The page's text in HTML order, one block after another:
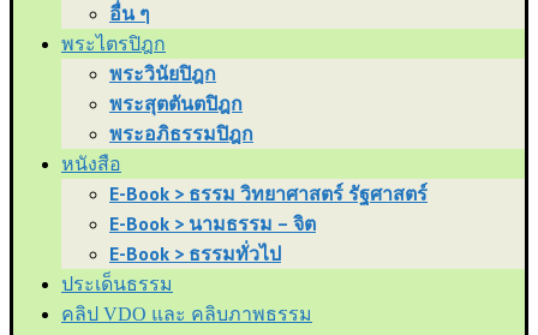
อื่น ๆ
พระไตรปิฎก
พระวินัยปิฎก
พระสุตตันตปิฎก
พระอภิธรรมปิฎก
หนังสือ
E-Book > ธรรม วิทยาศาสตร์ รัฐศาสตร์
E-Book > นามธรรม – จิต
E-Book > ธรรมทั่วไป
ประเด็นธรรม
คลิป VDO และ คลิบภาพธรรม